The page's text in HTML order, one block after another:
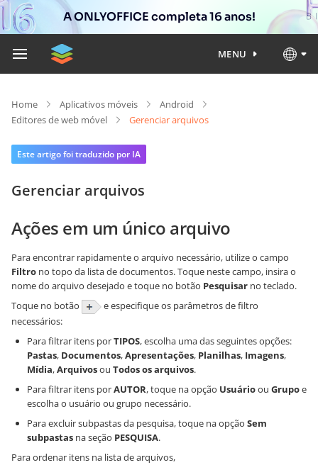
A ONLYOFFICE completa 16 anos!
MENU
Home Aplicativos móveis
Android
Editores de web móvel
Gerenciar arquivos
Este artigo foi traduzido por IA
Gerenciar arquivos
Ações em um único arquivo
Para encontrar rapidamente o arquivo necessário, utilize o campo
Filtro no topo da lista de documentos. Toque neste campo, insira o
nome do arquivo desejado e toque no botão Pesquisar no teclado.
Toque no botão
e especifique os parâmetros de filtro
necessários:
Para filtrar itens porTIPOS, escolha uma das seguintes opções:
Pastas, Documentos,Apresentações, Planilhas, Imagens,
Mídia,Arquivosou Todos os arquivos.
Para filtrar itens porAUTOR, toque na opção Usuárioou Grupoe
escolha o usuário ou grupo necessário.
Para excluir subpastas da pesquisa, toque na opção Sem
subpastas na seção PESQUISA.
Para ordenar itens na lista de arquivos,